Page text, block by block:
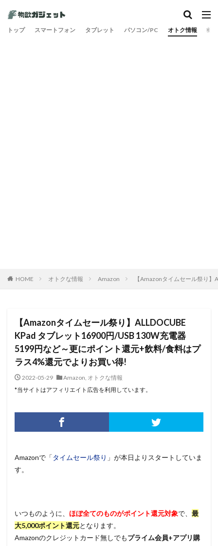
トップ スマートフォン タブレット パソコン/PC オトク情報 旅
HOME オトクな情報 Amazon 【Amazonタイムセール祭り
【Amazonタイムセール祭り】ALLDOCUBE
KPad タブレット16900円/USB 130W充電器
5199円など～更にポイント還元+飲料/食料はプ
ラス4%還元でよりお買い得!
2022-05-29 Amazon, オトクな情報
*当サイトはアフィリエイト広告を利用しています。
Amazonで「タイムセール祭り 」が本日よりスタートしていま
す。
いつものように、 ほぼ全てのものがポイント還元対象で、 最
大5,000ポイント還元となります。
Amazonのクレジットカード無しでもプライム会員+アプリ購
カテゴリー